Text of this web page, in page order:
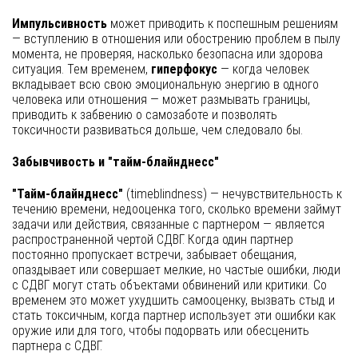
Импульсивность может приводить к поспешным решениям
— вступлению в отношения или обострению проблем в пылу
момента, не проверяя, насколько безопасна или здорова
ситуация. Тем временем, гиперфокус — когда человек
вкладывает всю свою эмоциональную энергию в одного
человека или отношения — может размывать границы,
приводить к забвению о самозаботе и позволять
токсичности развиваться дольше, чем следовало бы.
Забывчивость и "тайм-блайнднесс"
"Тайм-блайнднесс" (timeblindness) — нечувствительность к
течению времени, недооценка того, сколько времени займут
задачи или действия, связанные с партнером — является
распространенной чертой СДВГ. Когда один партнер
постоянно пропускает встречи, забывает обещания,
опаздывает или совершает мелкие, но частые ошибки, люди
с СДВГ могут стать объектами обвинений или критики. Со
временем это может ухудшить самооценку, вызвать стыд и
стать токсичным, когда партнер использует эти ошибки как
оружие или для того, чтобы подорвать или обесценить
партнера с СДВГ.